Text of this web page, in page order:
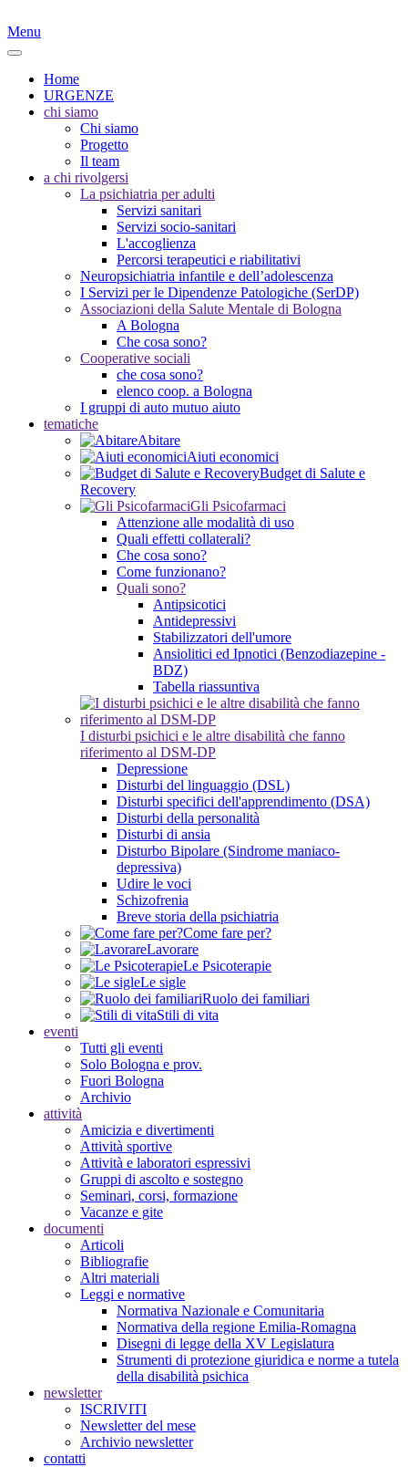
Menu
Home
URGENZE
chi siamo
Chi siamo
Progetto
Il team
a chi rivolgersi
La psichiatria per adulti
Servizi sanitari
Servizi socio-sanitari
L'accoglienza
Percorsi terapeutici e riabilitativi
Neuropsichiatria infantile e dell’adolescenza
I Servizi per le Dipendenze Patologiche (SerDP)
Associazioni della Salute Mentale di Bologna
A Bologna
Che cosa sono?
Cooperative sociali
che cosa sono?
elenco coop. a Bologna
I gruppi di auto mutuo aiuto
tematiche
Abitare
Aiuti economici
Budget di Salute e
Recovery
Gli Psicofarmaci
Attenzione alle modalità di uso
Quali effetti collaterali?
Che cosa sono?
Come funzionano?
Quali sono?
Antipsicotici
Antidepressivi
Stabilizzatori dell'umore
Ansiolitici ed Ipnotici (Benzodiazepine -
BDZ)
Tabella riassuntiva
I disturbi psichici e le altre disabilità che fanno
riferimento al DSM-DP
Depressione
Disturbi del linguaggio (DSL)
Disturbi specifici dell'apprendimento (DSA)
Disturbi della personalità
Disturbi di ansia
Disturbo Bipolare (Sindrome maniaco-
depressiva)
Udire le voci
Schizofrenia
Breve storia della psichiatria
Come fare per?
Lavorare
Le Psicoterapie
Le sigle
Ruolo dei familiari
Stili di vita
eventi
Tutti gli eventi
Solo Bologna e prov.
Fuori Bologna
Archivio
attività
Amicizia e divertimenti
Attività sportive
Attività e laboratori espressivi
Gruppi di ascolto e sostegno
Seminari, corsi, formazione
Vacanze e gite
documenti
Articoli
Bibliografie
Altri materiali
Leggi e normative
Normativa Nazionale e Comunitaria
Normativa della regione Emilia-Romagna
Disegni di legge della XV Legislatura
Strumenti di protezione giuridica e norme a tutela
della disabilità psichica
newsletter
ISCRIVITI
Newsletter del mese
Archivio newsletter
contatti